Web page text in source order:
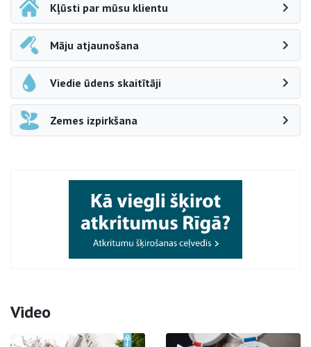
Kļūsti par mūsu klientu
Māju atjaunošana
Viedie ūdens skaitītāji
Zemes izpirkšana
Video